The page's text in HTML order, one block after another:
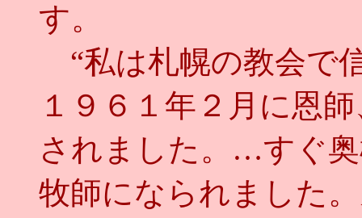
す。
“私は札幌の教会で
１９６１年２月に恩
されました。…すぐ
牧師になられました